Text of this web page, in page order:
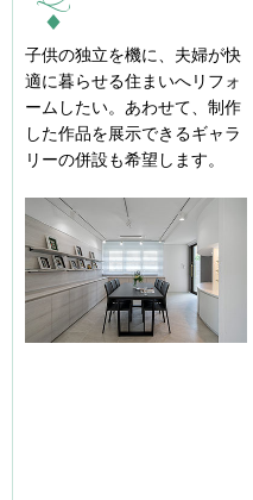
子供の独立を機に、夫婦が快
適に暮らせる住まいへリフォ
ームしたい。あわせて、制作
した作品を展示できるギャラ
リーの併設も希望します。